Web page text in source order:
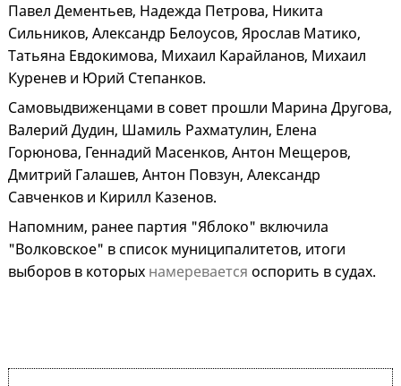
Павел Дементьев, Надежда Петрова, Никита
Сильников, Александр Белоусов, Ярослав Матико,
Татьяна Евдокимова, Михаил Карайланов, Михаил
Куренев и Юрий Степанков.
Самовыдвиженцами в совет прошли Марина Другова,
Валерий Дудин, Шамиль Рахматулин, Елена
Горюнова, Геннадий Масенков, Антон Мещеров,
Дмитрий Галашев, Антон Повзун, Александр
Савченков и Кирилл Казенов.
Напомним, ранее партия "Яблоко" включила
"Волковское" в список муниципалитетов, итоги
выборов в которых намеревается оспорить в судах.